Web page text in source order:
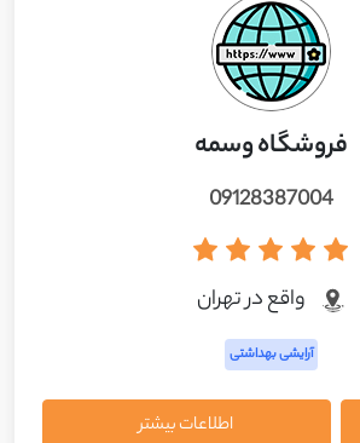
فروشگاه وسمه
09128387004
واقع در تهران
آرایشی بهداشتی
اطلاعات بیشتر